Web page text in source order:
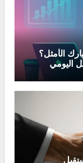
الأمثل؟
اليومي